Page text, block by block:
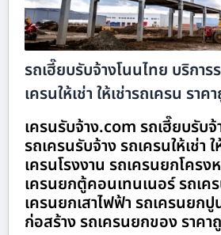
รถเฮี๊ยบรับจ้างโนนไทย บริการ
เครนให้เช่า ให้เช่ารถเครน ราค
เครนรับจ้าง.com รถเฮี๊ยบรับ
รถเครนรับจ้าง รถเครนให้เช่า
เครนโรงงาน รถเครนยกโครง
เครนยกตู้คอนเทนเนอร์ รถเค
เครนยกเสาไฟฟ้า รถเครนยก
ก่อสร้าง รถเครนยกของ ราคา